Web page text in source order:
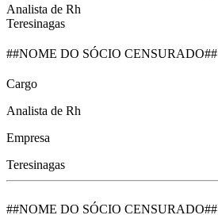
Analista de Rh
Teresinagas
##NOME DO SÓCIO CENSURADO##
Cargo
Analista de Rh
Empresa
Teresinagas
##NOME DO SÓCIO CENSURADO##